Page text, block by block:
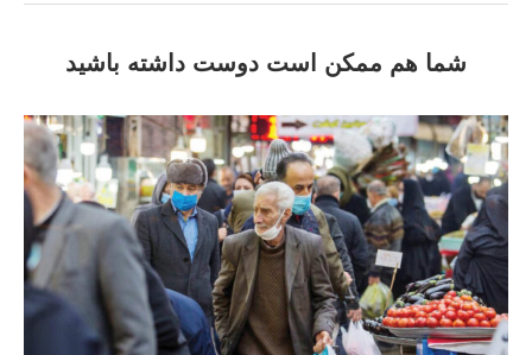
شما هم ممکن است دوست داشته باشید